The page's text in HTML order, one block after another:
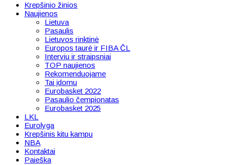
Krepšinio žinios
Naujienos
Lietuva
Pasaulis
Lietuvos rinktinė
Europos taurė ir FIBA ČL
Interviu ir straipsniai
TOP naujienos
Rekomenduojame
Tai įdomu
Eurobasket 2022
Pasaulio čempionatas
Eurobasket 2025
LKL
Eurolyga
Krepšinis kitu kampu
NBA
Kontaktai
Paieška